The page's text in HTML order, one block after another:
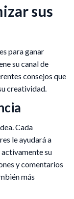
sus
para ganar
su canal de
consejos que
creatividad.
Cada
le ayudará a
su
y comentarios
más